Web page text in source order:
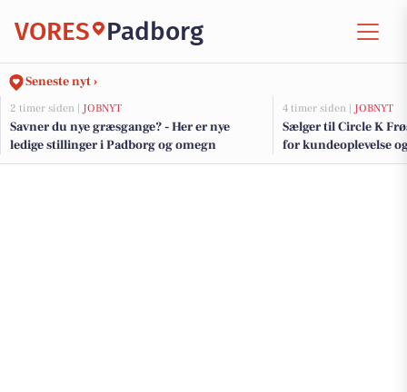
VORES Padborg
Seneste nyt ›
2 timer siden | JOBNYT
Savner du nye græsgange? - Her er nye
ledige stillinger i Padborg og omegn
4 timer siden | JOBNYT
Sælger til Circle K
for kundeoplevelse